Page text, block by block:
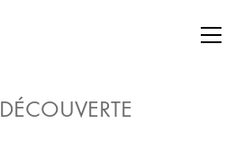
DÉCOUVERTE